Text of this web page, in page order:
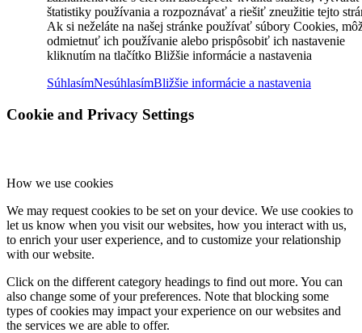
štatistiky používania a rozpoznávať a riešiť zneužitie tejto
Ak si neželáte na našej stránke používať súbory Cookies,
odmietnuť ich používanie alebo prispôsobiť ich nastavenie
kliknutím na tlačítko Bližšie informácie a nastavenia
SúhlasímNesúhlasímBližšie informácie a nastavenia
Cookie and Privacy Settings
How we use cookies
We may request cookies to be set on your device. We use cookies to
let us know when you visit our websites, how you interact with us,
to enrich your user experience, and to customize your relationship
with our website.
Click on the different category headings to find out more. You can
also change some of your preferences. Note that blocking some
types of cookies may impact your experience on our websites and
the services we are able to offer.